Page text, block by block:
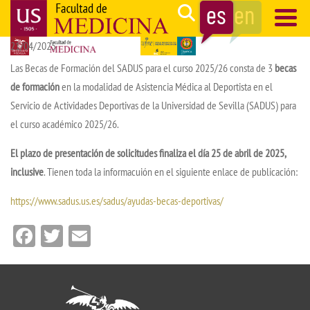
Pasar
contenido
principal
Search
Navegación
principal
21/04/2025
Las Becas de Formación del SADUS para el curso 2025/26 consta de 3 becas
de formaciónen la modalidad de Asistencia Médica al Deportista en el
Servicio de Actividades Deportivas de la Universidad de Sevilla (SADUS) para
el curso académico 2025/26.
El plazo de presentación de solicitudes finaliza el día 25 de abril de 2025,
inclusive. Tienen toda la informacuión en el siguiente enlace de publicación:
https://www.sadus.us.es/sadus/ayudas-becas-deportivas/
Facebook
Twitter